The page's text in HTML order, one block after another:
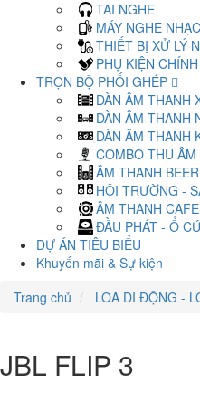
TAI NGHE
MÁY NGHE
THIẾT BỊ XỬ LÝ
PHỤ KIỆN
TRỌN BỘ PHỐI GHÉP
DÀN ÂM THANH
DÀN ÂM THANH
DÀN ÂM THANH
COMBO THU
ÂM THANH
HỘI TRƯỜNG -
ÂM THANH
ĐẦU PHÁT - Ổ
DỰ ÁN TIÊU BIỂU
Khuyến mãi & Sự kiện
Trang chủ
LOA DI ĐỘNG -
JBL FLIP 3